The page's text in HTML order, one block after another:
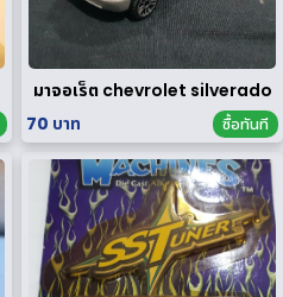
มาจอเร็ต chevrolet silverado
70 บาท
ซื้อทันที